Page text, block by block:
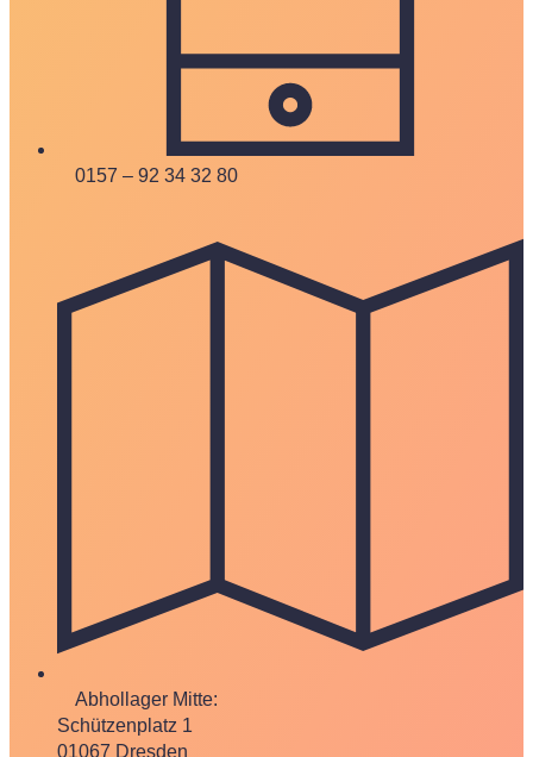
0157 – 92 34 32 80
Abhollager Mitte:
Schützenplatz 1
01067 Dresden